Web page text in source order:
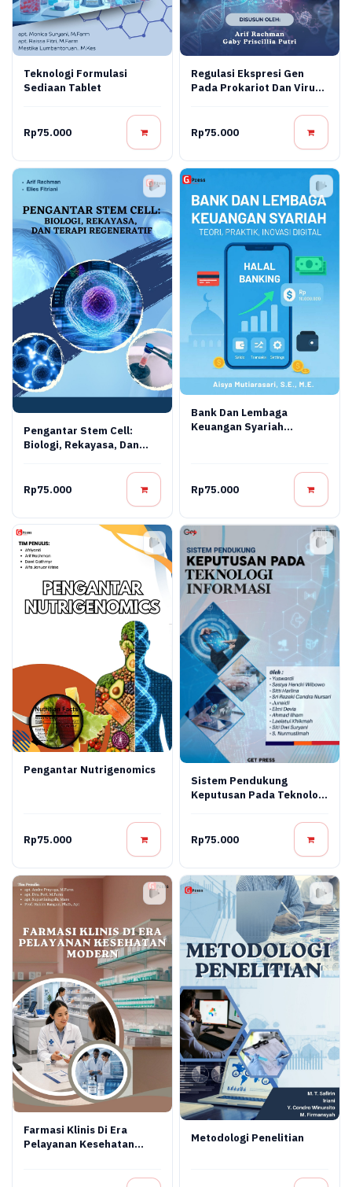
Teknologi Formulasi
Sediaan Tablet
Rp75.000
Regulasi Ekspresi Gen
Pada Prokariot Dan Virus:
Mekanisme Regulasi, Dan
Aplikasi Bioteknologi
Rp75.000
Pengantar Stem Cell:
Biologi, Rekayasa, Dan
Rp75.000
Bank Dan Lembaga
Keuangan Syariah
Rp75.000
Pengantar Nutrigenomics
Rp75.000
Sistem Pendukung
Keputusan Pada Teknologi
Rp75.000
Farmasi Klinis Di Era
Pelayanan Kesehatan
Metodologi Penelitian